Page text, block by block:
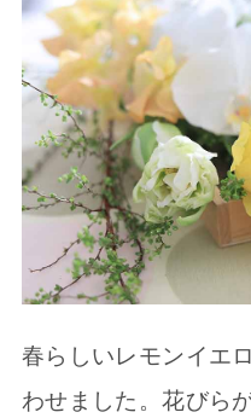
春らしいレモンイエ
わせました。花びら